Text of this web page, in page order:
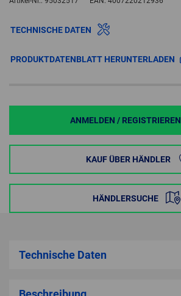
TECHNISCHE DATEN
PRODUKTDATENBLATT HERUNTERLADEN
ANMELDEN / REGISTRIEREN
KAUF ÜBER HÄNDLER
HÄNDLERSUCHE
Technische Daten